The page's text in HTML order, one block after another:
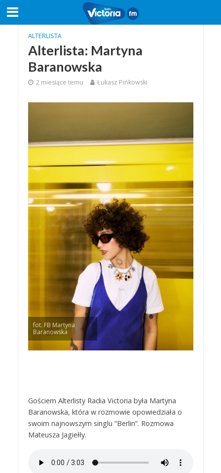
ALTERLISTA
Alterlista: Martyna
Baranowska
2 miesiące temu Łukasz Pińkowski
fot. FB Martyna
Baranowska
Gościem Alterlisty Radia Victoria była Martyna
Baranowska, która w rozmowie opowiedziała o
swoim najnowszym singlu “Berlin”. Rozmowa
Mateusza Jagiełły.